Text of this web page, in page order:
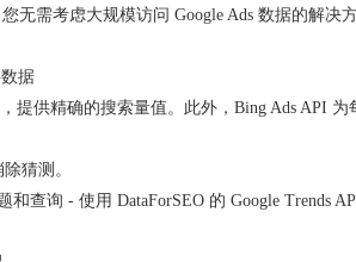
无需考虑大规模访问 Google Ads 数据的解决方
据
提供精确的搜索量值。此外，Bing Ads API 为
猜测。
查询 - 使用 DataForSEO 的 Google Trends